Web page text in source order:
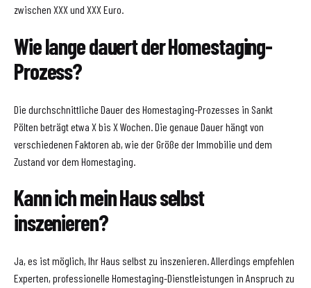
zwischen XXX und XXX Euro.
Wie lange dauert der Homestaging-
Prozess?
Die durchschnittliche Dauer des Homestaging-Prozesses in Sankt
Pölten beträgt etwa X bis X Wochen. Die genaue Dauer hängt von
verschiedenen Faktoren ab, wie der Größe der Immobilie und dem
Zustand vor dem Homestaging.
Kann ich mein Haus selbst
inszenieren?
Ja, es ist möglich, Ihr Haus selbst zu inszenieren. Allerdings empfehlen
Experten, professionelle Homestaging-Dienstleistungen in Anspruch zu